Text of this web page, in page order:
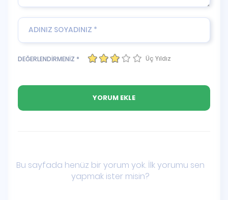
DEĞERLENDİRMENİZ * Üç Yıldız
Bu sayfada henüz bir yorum yok. İlk yorumu sen
yapmak ister misin?